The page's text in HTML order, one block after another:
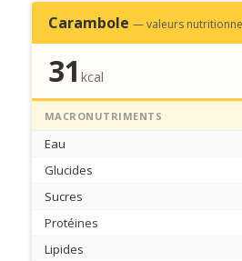
Carambole — valeurs
31 kcal
MACRONUTRIMENTS
Eau
Glucides
Sucres
Protéines
Lipides